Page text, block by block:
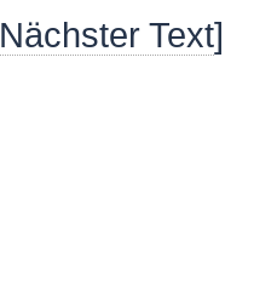
Nächster Text]